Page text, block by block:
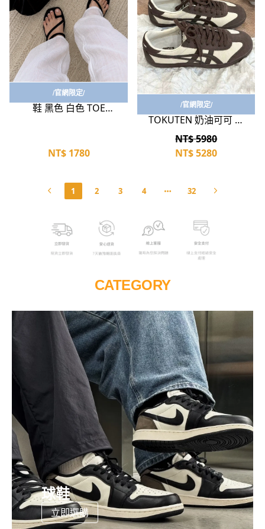
立即選購
/官網限定/
CROCS MIAMI 指環拖
鞋 黑色 白色 TOE
NT$1780
立即選購
/官網限定/
Onitsuka Tiger
TOKUTEN 奶油可可 復
古 德訓鞋 1183A907-
101
NT$ 5980
NT$5280
1 2 3 4 32
CATEGORY
球鞋
立即選購